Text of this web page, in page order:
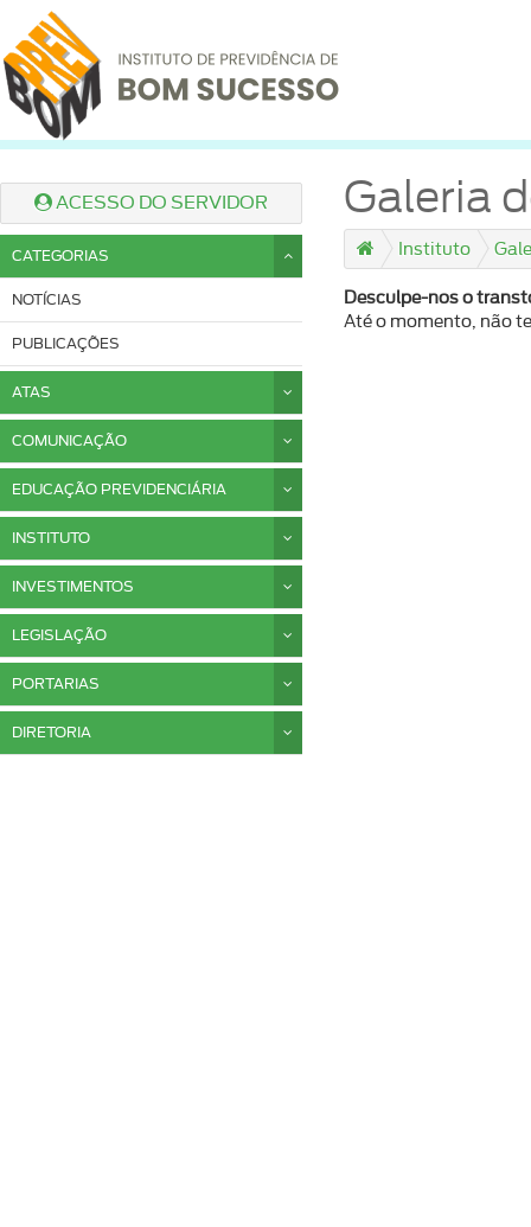
ACESSO DO SERVIDOR
CATEGORIAS
NOTÍCIAS
PUBLICAÇÕES
ATAS
COMUNICAÇÃO
EDUCAÇÃO PREVIDENCIÁRIA
INSTITUTO
INVESTIMENTOS
LEGISLAÇÃO
PORTARIAS
DIRETORIA
Galeria
Instituto
Desculpe-nos o
Até o momento, não